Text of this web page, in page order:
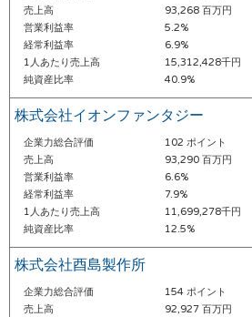
売上高
93,268 百万円
営業利益率
5.2%
経常利益率
6.9%
1人あたり売上高
15,312,428千円
純資産比率
40.9%
株式会社イオンファンタジー
企業力総合評価
102 ポイント
売上高
93,290 百万円
営業利益率
6.6%
経常利益率
7.9%
1人あたり売上高
11,699,278千円
純資産比率
12.5%
株式会社酉島製作所
企業力総合評価
154 ポイント
売上高
92,927 百万円